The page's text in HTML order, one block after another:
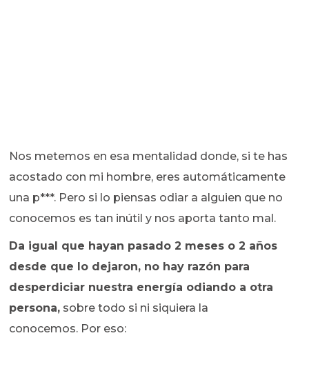
Nos metemos en esa mentalidad donde, si te has
acostado con mi hombre, eres automáticamente
una p***. Pero si lo piensas odiar a alguien que no
conocemos es tan inútil y nos aporta tanto mal.
Da igual que hayan pasado 2 meses o 2 años
desde que lo dejaron, no hay razón para
desperdiciar nuestra energía odiando a otra
persona, sobre todo si ni siquiera la
conocemos. Por eso: